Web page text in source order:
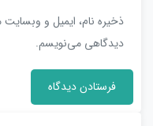
ذخیره نام، ایمیل و وبسایت
دیدگاهی می‌نویسم.